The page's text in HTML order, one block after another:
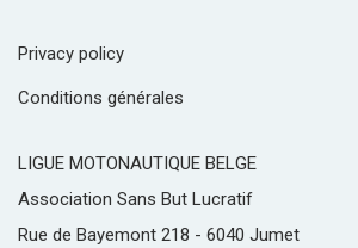
Privacy policy
Conditions générales
LIGUE MOTONAUTIQUE BELGE
Association Sans But Lucratif
Rue de Bayemont 218 - 6040 Jumet